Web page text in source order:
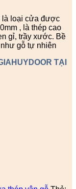
là loại cửa được
, là thép cao
gỉ, trầy xước. Bề
gỗ tự nhiên
TẠI